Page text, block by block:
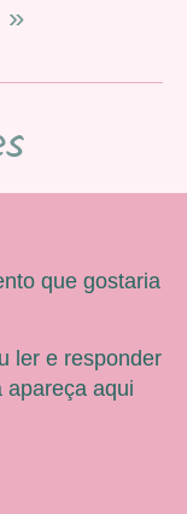
»
que gostaria
ler e responder
apareça aqui